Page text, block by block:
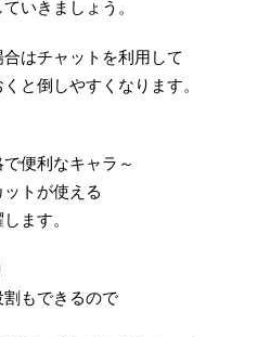
いきましょう。
はチャットを利用して
と倒しやすくなります。
便利なキャラ～
トが使える
ます。
もできるので